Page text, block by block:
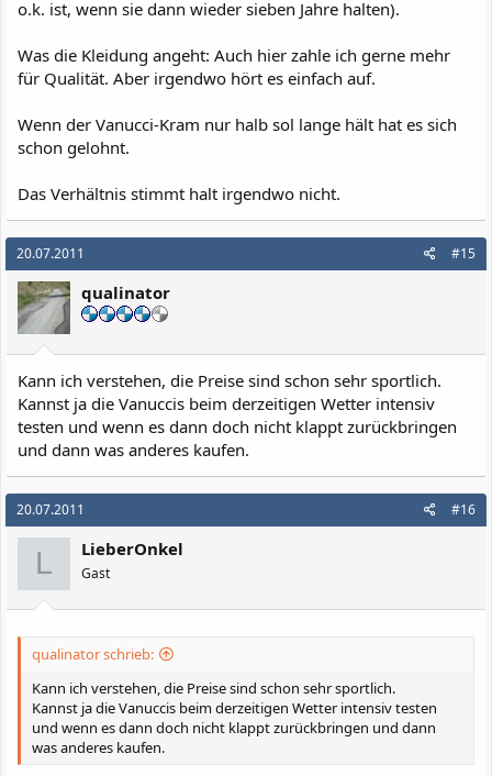
o.k. ist, wenn sie dann wieder sieben Jahre halten).
Was die Kleidung angeht: Auch hier zahle ich gerne mehr
für Qualität. Aber irgendwo hört es einfach auf.
Wenn der Vanucci-Kram nur halb sol lange hält hat es sich
schon gelohnt.
Das Verhältnis stimmt halt irgendwo nicht.
20.07.2011 #15
qualinator
Kann ich verstehen, die Preise sind schon sehr sportlich.
Kannst ja die Vanuccis beim derzeitigen Wetter intensiv
testen und wenn es dann doch nicht klappt zurückbringen
und dann was anderes kaufen.
20.07.2011 #16
L LieberOnkel
Gast
qualinator schrieb:
Kann ich verstehen, die Preise sind schon sehr sportlich.
Kannst ja die Vanuccis beim derzeitigen Wetter intensiv testen
und wenn es dann doch nicht klappt zurückbringen und dann
was anderes kaufen.